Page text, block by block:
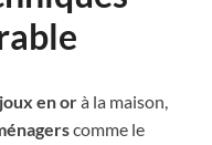
en orà la maison,
comme le